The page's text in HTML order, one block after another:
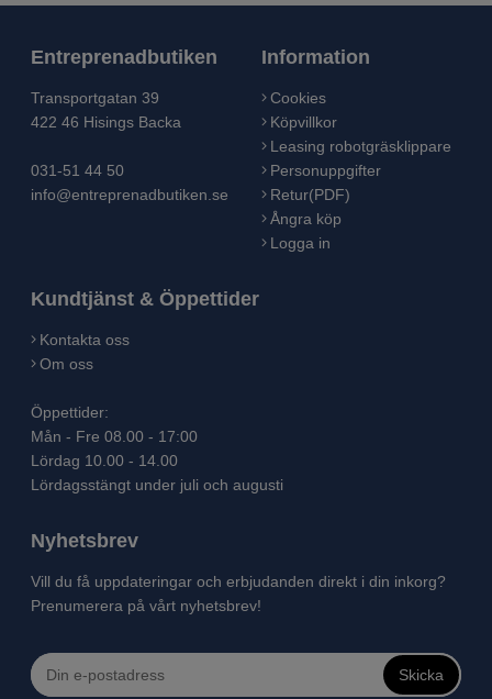
Entreprenadbutiken
Transportgatan 39
422 46 Hisings Backa
031-51 44 50
info@entreprenadbutiken.se
Information
Cookies
Köpvillkor
Leasing robotgräsklippare
Personuppgifter
Retur(PDF)
Ångra köp
Logga in
Kundtjänst & Öppettider
Kontakta oss
Om oss
Öppettider:
Mån - Fre 08.00 - 17:00
Lördag 10.00 - 14.00
Lördagsstängt under juli och augusti
Nyhetsbrev
Vill du få uppdateringar och erbjudanden direkt i din inkorg?
Prenumerera på vårt nyhetsbrev!
Skicka